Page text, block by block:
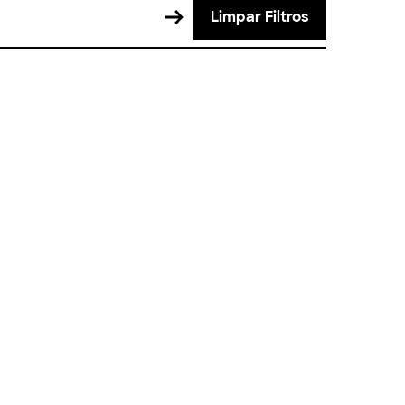
Limpar Filtros